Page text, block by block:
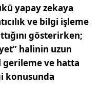
yapay zekaya
ve bilgi işleme
gösterirken;
halinin uzun
gerileme ve hatta
konusunda